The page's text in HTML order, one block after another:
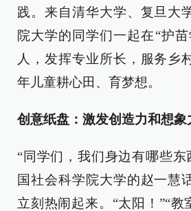
践。来自清华大学、复旦大
院大学的同学们一起在“护
人，发挥专业所长，服务乡
年儿童耕心田、育梦想。
创意纸盘：激发创造力和想象
“同学们，我们身边有哪些东
国社会科学院大学的赵一慧
立刻热闹起来。“太阳！”“教